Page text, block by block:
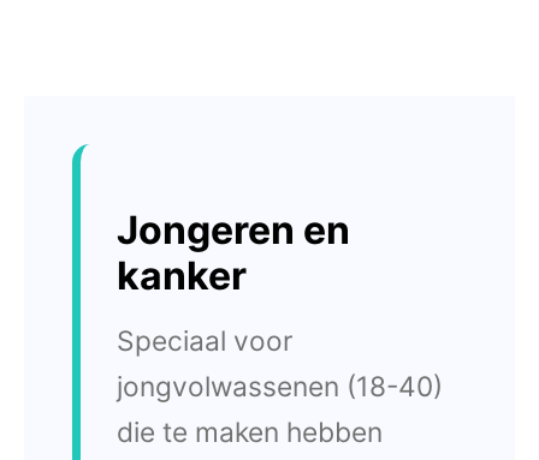
Jongeren en
kanker
Speciaal voor
jongvolwassenen (18-40)
die te maken hebben